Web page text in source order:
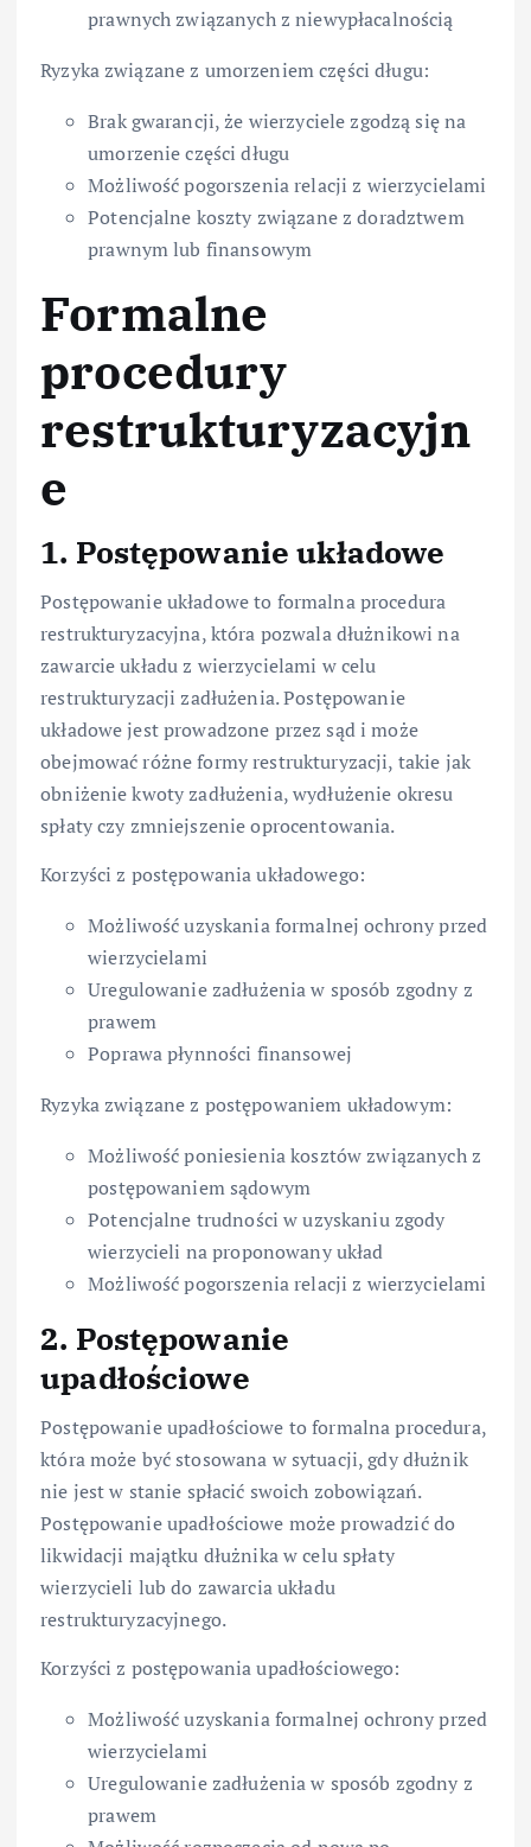
prawnych związanych z niewypłacalnością
Ryzyka związane z umorzeniem części długu:
Brak gwarancji, że wierzyciele zgodzą się na
umorzenie części długu
Możliwość pogorszenia relacji z wierzycielami
Potencjalne koszty związane z doradztwem
prawnym lub finansowym
Formalne
procedury
restrukturyzacyjn
e
1. Postępowanie układowe
Postępowanie układowe to formalna procedura
restrukturyzacyjna, która pozwala dłużnikowi na
zawarcie układu z wierzycielami w celu
restrukturyzacji zadłużenia. Postępowanie
układowe jest prowadzone przez sąd i może
obejmować różne formy restrukturyzacji, takie jak
obniżenie kwoty zadłużenia, wydłużenie okresu
spłaty czy zmniejszenie oprocentowania.
Korzyści z postępowania układowego:
Możliwość uzyskania formalnej ochrony przed
wierzycielami
Uregulowanie zadłużenia w sposób zgodny z
prawem
Poprawa płynności finansowej
Ryzyka związane z postępowaniem układowym:
Możliwość poniesienia kosztów związanych z
postępowaniem sądowym
Potencjalne trudności w uzyskaniu zgody
wierzycieli na proponowany układ
Możliwość pogorszenia relacji z wierzycielami
2. Postępowanie
upadłościowe
Postępowanie upadłościowe to formalna procedura,
która może być stosowana w sytuacji, gdy dłużnik
nie jest w stanie spłacić swoich zobowiązań.
Postępowanie upadłościowe może prowadzić do
likwidacji majątku dłużnika w celu spłaty
wierzycieli lub do zawarcia układu
restrukturyzacyjnego.
Korzyści z postępowania upadłościowego:
Możliwość uzyskania formalnej ochrony przed
wierzycielami
Uregulowanie zadłużenia w sposób zgodny z
prawem